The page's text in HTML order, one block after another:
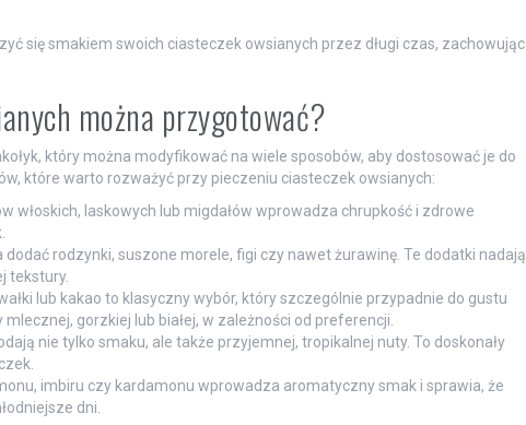
się smakiem swoich ciasteczek owsianych przez długi czas, zachowując
można przygotować?
który można modyfikować na wiele sposobów, aby dostosować je do
które warto rozważyć przy pieczeniu ciasteczek owsianych:
włoskich, laskowych lub migdałów wprowadza chrupkość i zdrowe
dodać rodzynki, suszone morele, figi czy nawet żurawinę. Te dodatki nadają
tekstury.
lub kakao to klasyczny wybór, który szczególnie przypadnie do gustu
gorzkiej lub białej, w zależności od preferencji.
nie tylko smaku, ale także przyjemnej, tropikalnej nuty. To doskonały
imbiru czy kardamonu wprowadza aromatyczny smak i sprawia, że
dni.